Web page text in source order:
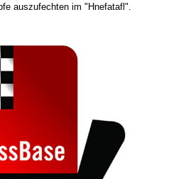
auszufechten im "Hnefatafl".